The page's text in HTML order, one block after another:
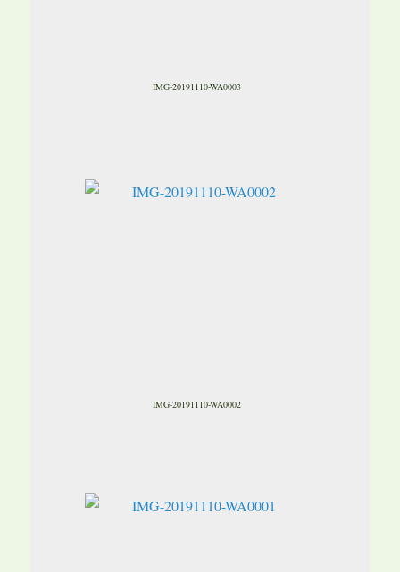
IMG-20191110-WA0003
IMG-20191110-WA0002